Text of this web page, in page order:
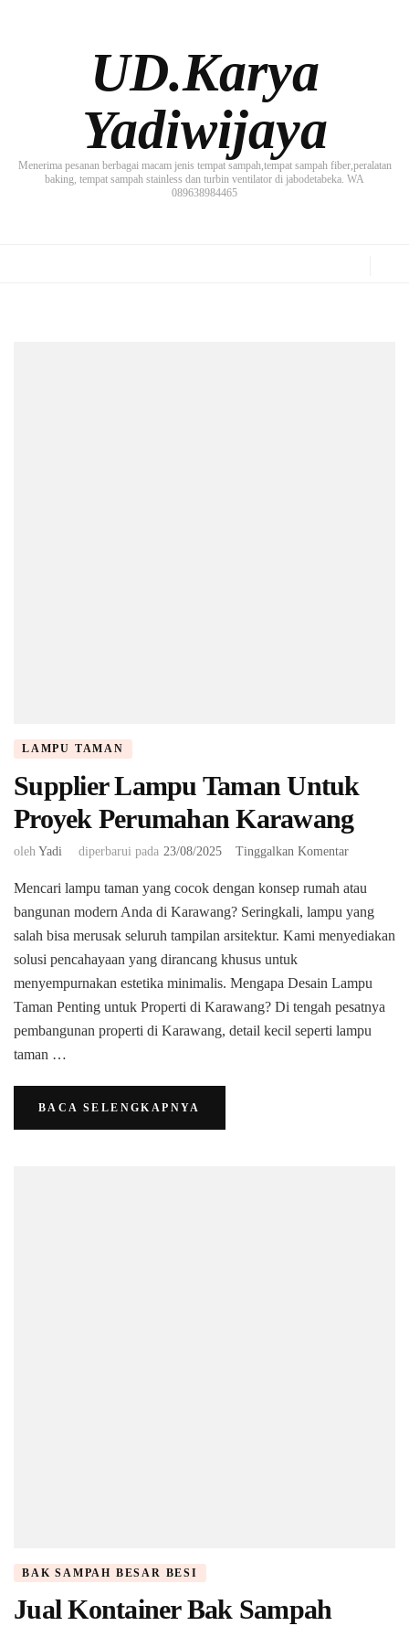
UD.Karya
Yadiwijaya
Menerima pesanan berbagai macam jenis tempat sampah,tempat sampah fiber,peralatan
baking, tempat sampah stainless dan turbin ventilator di jabodetabeka. WA
089638984465
LAMPU TAMAN
Supplier Lampu Taman Untuk
Proyek Perumahan Karawang
oleh Yadi diperbarui pada 23/08/2025 Tinggalkan Komentarpada
Lampu
Taman
Untuk
Karawang
Mencari lampu taman yang cocok dengan konsep rumah atau
bangunan modern Anda di Karawang? Seringkali, lampu yang
salah bisa merusak seluruh tampilan arsitektur. Kami menyediakan
solusi pencahayaan yang dirancang khusus untuk
menyempurnakan estetika minimalis. ​Mengapa Desain Lampu
Taman Penting untuk Properti di Karawang? ​Di tengah pesatnya
pembangunan properti di Karawang, detail kecil seperti lampu
taman …
BACA SELENGKAPNYA
BAK SAMPAH BESAR BESI
Jual Kontainer Bak Sampah